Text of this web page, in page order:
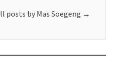
posts by Mas Soegeng →